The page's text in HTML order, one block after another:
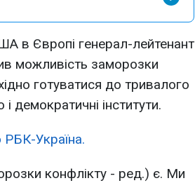
в Європі генерал-лейтенант
можливість заморозки
готуватися до тривалого
демократичні інститути.
Україна.
конфлікту - ред.) є. Ми